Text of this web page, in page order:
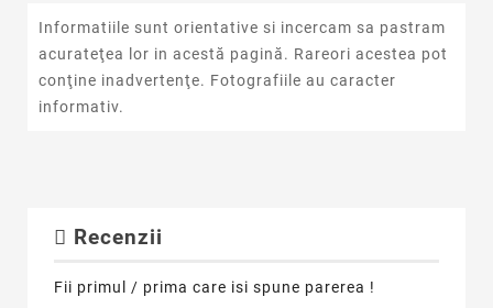
Informatiile sunt orientative si incercam sa pastram
acurateţea lor in acestă pagină. Rareori acestea pot
conţine inadvertenţe. Fotografiile au caracter
informativ.
Recenzii
Fii primul / prima care isi spune parerea !